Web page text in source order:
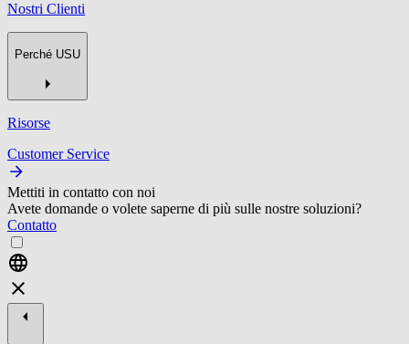
Nostri Clienti
Perché USU
Risorse
Customer Service
Mettiti in contatto con noi
Avete domande o volete saperne di più sulle nostre soluzioni?
Contatto